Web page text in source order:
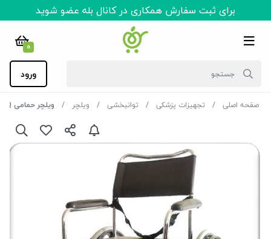
برای ثبت سفارش همکاری در کانال بله عضو شوید
0
ورود
صفحه اصلی تجهیزات پزشکی توانبخشی ویلچر ویلچر حمامی 695Q جی تی اس JTS